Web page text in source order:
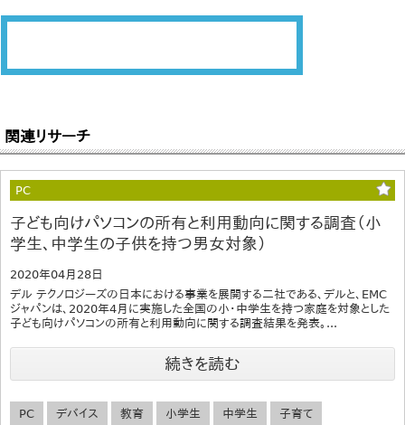
関連リサーチ
PC
子ども向けパソコンの所有と利用動向に関する調査（小
学生、中学生の子供を持つ男女対象）
2020年04月28日
デル テクノロジーズの日本における事業を展開する二社である、デルと、EMC
ジャパンは、2020年4月に実施した全国の小・中学生を持つ家庭を対象とした
子ども向けパソコンの所有と利用動向に関する調査結果を発表。...
続きを読む
PC デバイス 教育 小学生 中学生 子育て